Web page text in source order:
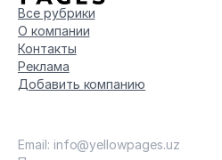
Все рубрики
О компании
Контакты
Реклама
Добавить компанию
Email: info@yellowpages.uz